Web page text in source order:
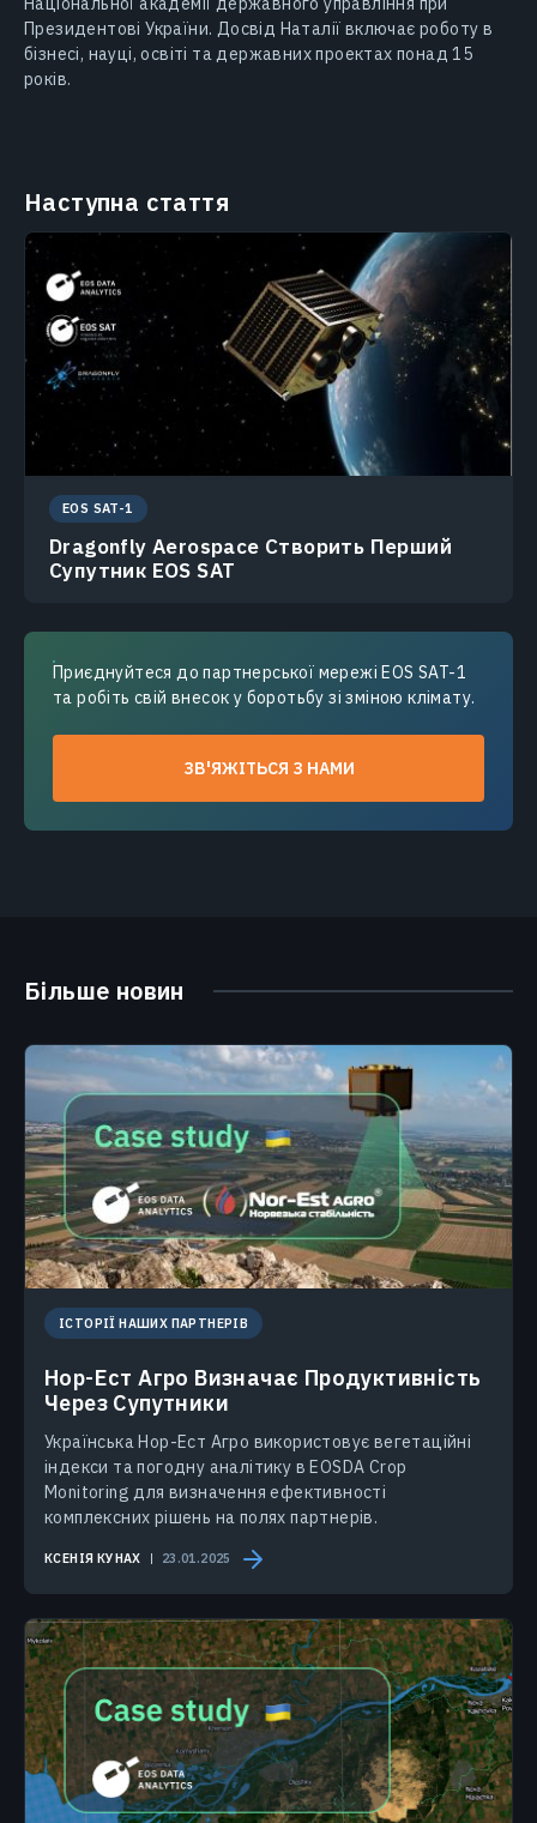
Президентові України. Досвід Наталії включає роботу в
бізнесі, науці, освіті та державних проектах понад 15
років.
Наступна стаття
EOS SAT-1
Dragonfly Aerospace Створить Перший
Супутник EOS SAT
Приєднуйтеся до партнерської мережі EOS SAT-1
та робіть свій внесок у боротьбу зі зміною клімату.
ЗВ'ЯЖІТЬСЯ З НАМИ
Більше новин
ІСТОРІЇ НАШИХ ПАРТНЕРІВ
Нор-Ест Агро Визначає Продуктивність
Через Супутники
Українська Нор-Ест Агро використовує вегетаційні
індекси та погодну аналітику в EOSDA Crop
Monitoring для визначення ефективності
комплексних рішень на полях партнерів.
КСЕНІЯ КУНАХ 23.01.2025